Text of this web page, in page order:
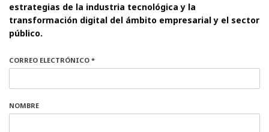
estrategias de la industria tecnológica y la
transformación digital del ámbito empresarial y el sector
público.
CORREO ELECTRÓNICO *
NOMBRE